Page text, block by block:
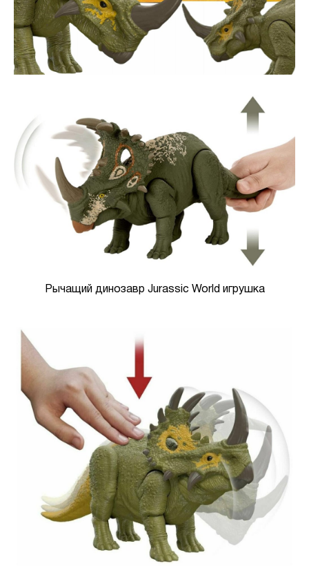
Рычащий динозавр Jurassic World игрушка